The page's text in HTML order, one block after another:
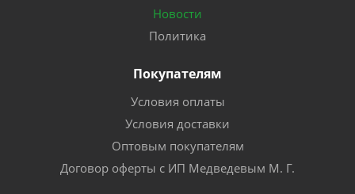
Новости
Политика
Покупателям
Условия оплаты
Условия доставки
Оптовым покупателям
Договор оферты с ИП Медведевым М. Г.